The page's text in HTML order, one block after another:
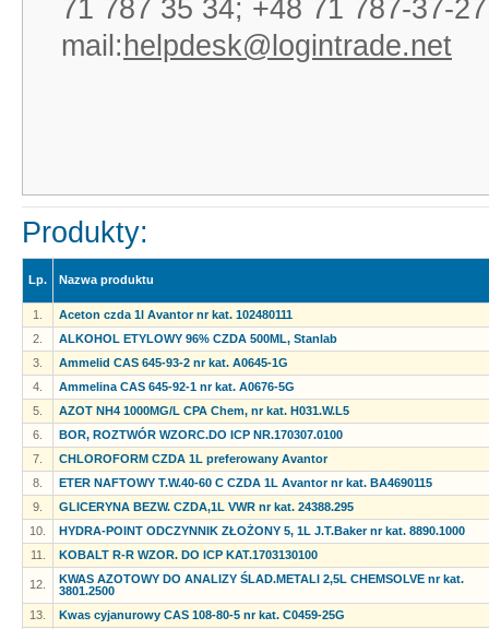
71 787 35 34; +48 71 787-37-
mail: helpdesk@logintrade.net
Produkty:
Lp. Nazwa produktu
1.
Aceton czda 1l Avantor nr kat. 102480111
2.
ALKOHOL ETYLOWY 96% CZDA 500ML, Stanlab
3.
Ammelid CAS 645-93-2 nr kat. A0645-1G
4.
Ammelina CAS 645-92-1 nr kat. A0676-5G
5.
AZOT NH4 1000ΜG/L CPA Chem, nr kat. H031.W.L5
6.
BOR, ROZTWÓR WZORC.DO ICP NR.170307.0100
7.
CHLOROFORM CZDA 1L preferowany Avantor
8.
ETER NAFTOWY T.W.40-60 C CZDA 1L Avantor nr kat. BA4690115
9.
GLICERYNA BEZW. CZDA,1L VWR nr kat. 24388.295
10.
HYDRA-POINT ODCZYNNIK ZŁOŻONY 5, 1L J.T.Baker nr kat. 8890.1000
11.
KOBALT R-R WZOR. DO ICP KAT.1703130100
12.
KWAS AZOTOWY DO ANALIZY ŚLAD.METALI 2,5L CHEMSOLVE nr kat.
3801.2500
13.
Kwas cyjanurowy CAS 108-80-5 nr kat. C0459-25G